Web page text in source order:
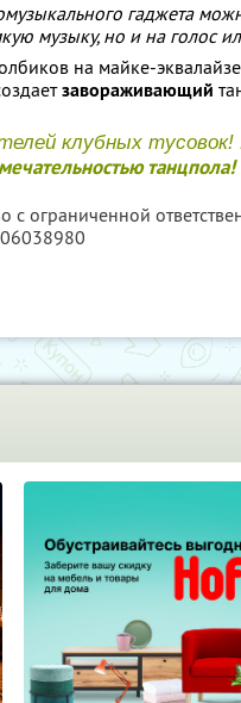
гаджета
музыку, но и на голос
на майке-
завораживающий
клубных
танцпола!
с ограниченной